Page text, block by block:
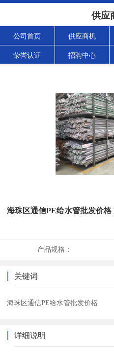
供应
公司首页 供应商机
荣誉认证 招聘中心
海珠区通信PE给水管批发价格
产品规格：
关键词
海珠区通信PE给水管批发价格
详细说明